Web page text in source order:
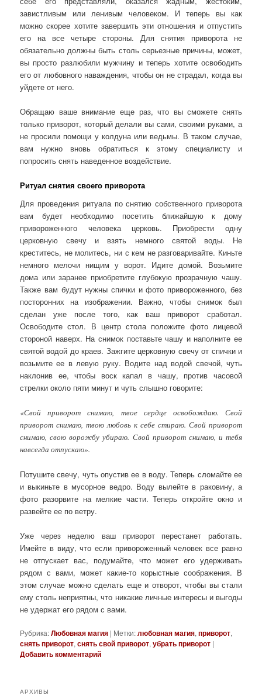
завистливым или ленивым человеком. И теперь вы как
можно скорее хотите завершить эти отношения и отпустить
его на все четыре стороны. Для снятия приворота не
обязательно должны быть столь серьезные причины, может,
вы просто разлюбили мужчину и теперь хотите освободить
его от любовного наваждения, чтобы он не страдал, когда вы
уйдете от него.
Обращаю ваше внимание еще раз, что вы сможете снять
только приворот, который делали вы сами, своими руками, а
не просили помощи у колдуна или ведьмы. В таком случае,
вам нужно вновь обратиться к этому специалисту и
попросить снять наведенное воздействие.
Ритуал снятия своего приворота
Для проведения ритуала по снятию собственного приворота
вам будет необходимо посетить ближайшую к дому
привороженного человека церковь. Приобрести одну
церковную свечу и взять немного святой воды. Не
креститесь, не молитесь, ни с кем не разговаривайте. Киньте
немного мелочи нищим у ворот. Идите домой. Возьмите
дома или заранее приобретите глубокую прозрачную чашу.
Также вам будут нужны спички и фото привороженного, без
посторонних на изображении. Важно, чтобы снимок был
сделан уже после того, как ваш приворот сработал.
Освободите стол. В центр стола положите фото лицевой
стороной наверх. На снимок поставьте чашу и наполните ее
святой водой до краев. Зажгите церковную свечу от спички и
возьмите ее в левую руку. Водите над водой свечой, чуть
наклонив ее, чтобы воск капал в чашу, против часовой
стрелки около пяти минут и чуть слышно говорите:
«Свой приворот снимаю, твое сердце освобождаю. Свой
приворот снимаю, твою любовь к себе стираю. Свой приворот
снимаю, свою ворожбу убираю. Свой приворот снимаю, и тебя
навсегда отпускаю».
Потушите свечу, чуть опустив ее в воду. Теперь сломайте ее
и выкиньте в мусорное ведро. Воду вылейте в раковину, а
фото разорвите на мелкие части. Теперь откройте окно и
развейте ее по ветру.
Уже через неделю ваш приворот перестанет работать.
Имейте в виду, что если привороженный человек все равно
не отпускает вас, подумайте, что может его удерживать
рядом с вами, может какие-то корыстные соображения. В
этом случае можно сделать еще и отворот, чтобы вы стали
ему столь неприятны, что никакие личные интересы и выгоды
не удержат его рядом с вами.
Рубрика:Любовная магия | Метки:любовная магия,приворот,
снять приворот,снять свой приворот,убрать приворот |
Добавить комментарий
АРХИВЫ